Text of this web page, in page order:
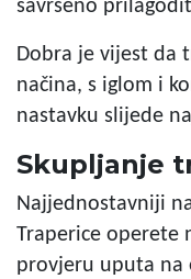
savršeno
Dobra je vijest da
načina, s iglom i
nastavku slijede
Skupljanje
Najjednostavniji
Traperice operete
provjeru uputa na